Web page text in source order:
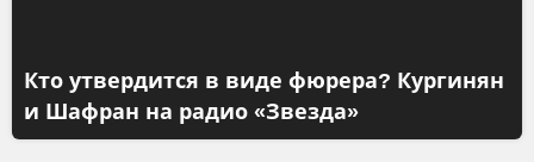
Кто утвердится в виде фюрера? Кургинян
и Шафран на радио «Звезда»